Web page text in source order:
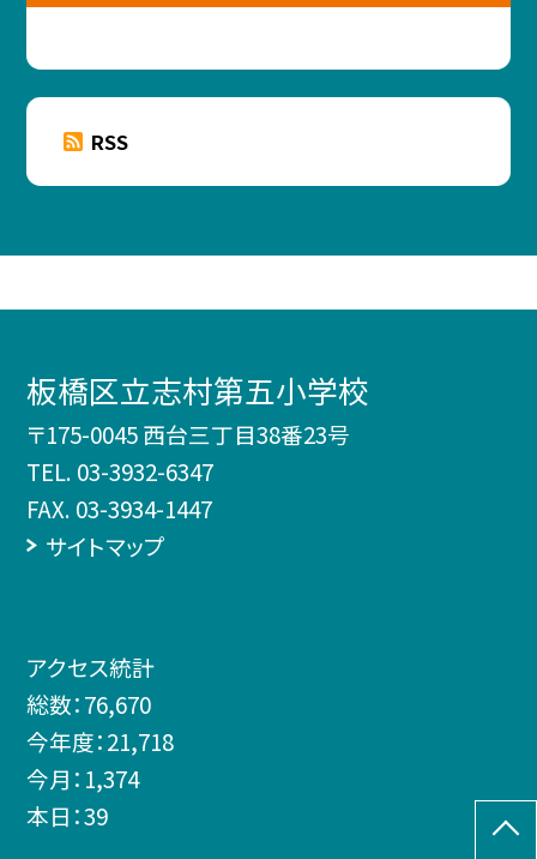
RSS
板橋区立志村第五小学校
〒175-0045 西台三丁目38番23号
TEL. 03-3932-6347
FAX. 03-3934-1447
サイトマップ
アクセス統計
総数：76,670
今年度：21,718
今月： 1,374
本日：39